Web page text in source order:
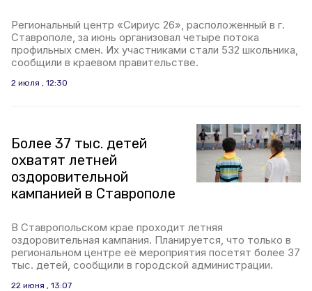
Региональный центр «Сириус 26», расположенный в г.
Ставрополе, за июнь организовал четыре потока
профильных смен. Их участниками стали 532 школьника,
сообщили в краевом правительстве.
2 июля , 12:30
Более 37 тыс. детей
охватят летней
оздоровительной
кампанией в Ставрополе
В Ставропольском крае проходит летняя
оздоровительная кампания. Планируется, что только в
региональном центре её мероприятия посетят более 37
тыс. детей, сообщили в городской администрации.
22 июня , 13:07